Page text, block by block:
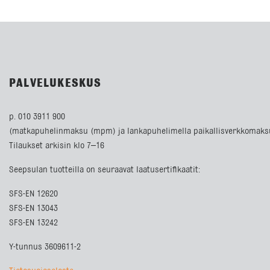
PALVELUKESKUS
p. 010 3911 900
(matkapuhelinmaksu (mpm) ja lankapuhelimella
Tilaukset arkisin klo 7–16
Seepsulan tuotteilla on seuraavat laatusertifikaatit:
SFS-EN 12620
SFS-EN 13043
SFS-EN 13242
Y-tunnus 3609611-2